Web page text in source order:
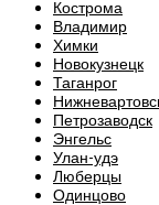
Кострома
Владимир
Химки
Новокузнецк
Таганрог
Петрозаводск
Энгельс
Улан-удэ
Люберцы
Одинцово